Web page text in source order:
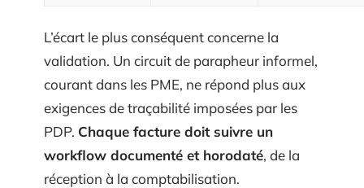
L’écart le plus conséquent concerne la
validation. Un circuit de parapheur informel,
courant dans les PME, ne répond plus aux
exigences de traçabilité imposées par les
PDP. Chaque facture doit suivre un
workflow documenté et horodaté, de la
réception à la comptabilisation.